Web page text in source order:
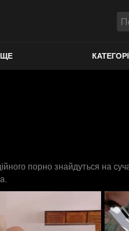
порно знайдуться на